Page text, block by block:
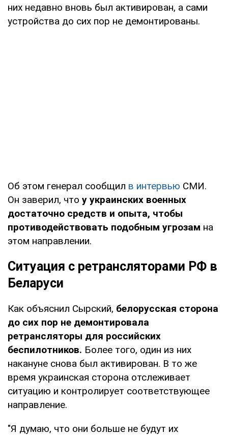
них недавно вновь был активирован, а сами
устройства до сих пор не демонтированы.
Об этом генерал сообщил в интервью СМИ.
Он заверил, что у украинских военных
достаточно средств и опыта, чтобы
противодействовать подобным угрозам на
этом направлении.
Ситуация с ретрансляторами РФ в
Беларуси
Как объяснил Сырский, белорусская сторона
до сих пор не демонтировала
ретрансляторы для российских
беспилотников. Более того, один из них
накануне снова был активирован. В то же
время украинская сторона отслеживает
ситуацию и контролирует соответствующее
направление.
"Я думаю, что они больше не будут их